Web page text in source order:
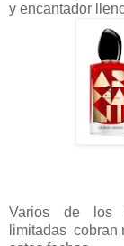
y encantador
Varios de los
limitadas cobran